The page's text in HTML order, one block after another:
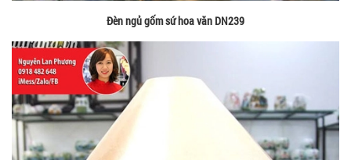
Đèn ngủ gốm sứ hoa văn DN239